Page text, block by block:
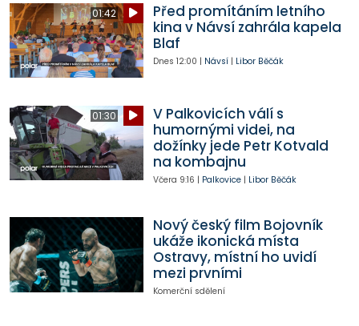
01:42
Před promítáním letního
kina v Návsí zahrála kapela
Blaf
Dnes 12:00 | Návsí| Libor Běčák
01:30
V Palkovicích válí s
humornými videi, na
dožínky jede Petr Kotvald
na kombajnu
Včera 9:16 | Palkovice| Libor Běčák
Nový český film Bojovník
ukáže ikonická místa
Ostravy, místní ho uvidí
mezi prvními
Komerční sdělení